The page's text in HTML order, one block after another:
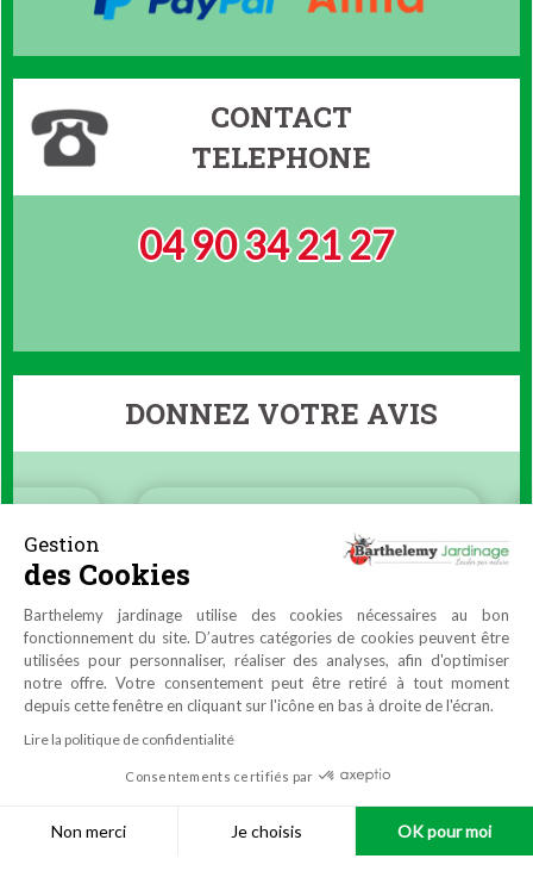
CONTACT
TELEPHONE
04 90 34 21 27
DONNEZ VOTRE AVIS
Réalisation
Azuracom
Mentions légales|Données
Gestion
des Cookies
Barthelemy jardinage utilise des cookies nécessaires au bon
fonctionnement du site. D’autres catégories de cookies peuvent être
utilisées pour personnaliser, réaliser des analyses, afin d'optimiser
notre offre. Votre consentement peut être retiré à tout moment
depuis cette fenêtre en cliquant sur l'icône en bas à droite de l'écran.
Lire la politique de confidentialité
Consentements certifiés par
Non merci Je choisis OK pour moi